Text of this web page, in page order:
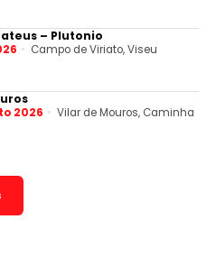
– Plutonio
Campo de Viriato, Viseu
2026 Vilar de Mouros, Caminha